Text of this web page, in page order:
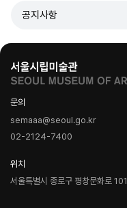
공지사항
문의
semaaa@seoul.go.kr
02-2124-7400
위치
서울특별시 종로구 평창문화로 101